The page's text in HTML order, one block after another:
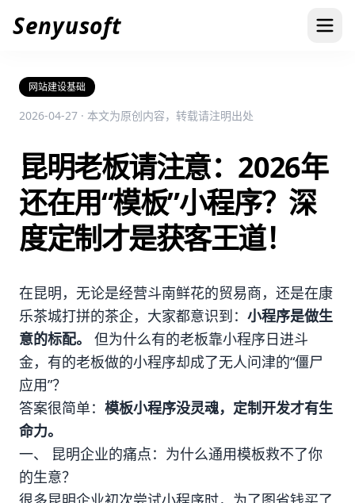
Senyusoft
网站建设基础
2026-04-27 · 本文为原创内容，转载请注明出处
昆明老板请注意：2026年
还在用“模板”小程序？深
度定制才是获客王道！
在昆明，无论是经营斗南鲜花的贸易商，还是在康
乐茶城打拼的茶企，大家都意识到： 小程序是做生
意的标配。
但为什么有的老板靠小程序日进斗
金，有的老板做的小程序却成了无人问津的“僵尸
应用”？
答案很简单： 模板小程序没灵魂，定制开发才有生
命力。
一、 昆明企业的痛点：为什么通用模板救不了你
的生意？